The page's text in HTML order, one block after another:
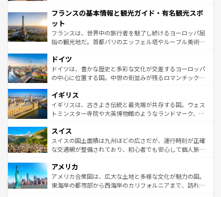
ませてくれるイタリアで、忘れられない旅をしてみよう！
なお、新着のイタリア情報は
しい。
文化が根付くこの国では、情熱的なフラメンコ、熱気あふ
れる闘牛、そして美味しいタパスが生活の一部となってい
る。首都マドリードの洗練された雰囲気や、バルセロナの
アートに溢れた街角から、地方では古代ローマ遺跡や中世
せる。地方によって風土や気候が異なるスペインはその個
性で訪れる人を魅了する。 なお、新着のスペイン情報は コ
ンテンツ一覧を参照してほしい。
フランスの基本情報と観光ガイド・有名観光スポ
ット
フランスは、世界中の旅行者を魅了し続けるヨーロッパ屈
指の観光地だ。首都パリのエッフェル塔やルーブル美術館
で、幅広い魅力が詰まっている。華麗な宮殿、歴史的な大
聖堂、美しいビーチ、そして豊かな自然が、訪れる者を心
から魅了する。また、フランスは美食の国としても知ら
いる。シャンパンの発祥地であるランス、プロヴァンスの
香り高いラベンダー畑など、多彩な楽しみ方が可能だ。さ
らに、パリ以外の地域にも魅力が溢れており、どの街角に
れる地方に足を運ぶとそれぞれで全く異なる文化を体験で
きるだろう。 なお、新着のフランス情報はコンテンツ一覧
を参照してほしい。
ドイツ
ドイツは、豊かな歴史と多彩な文化が交差するヨーロッパ
の中心に位置する国。中世の街並みが残るロマンチック街
顔を持つこの国は、どこを歩いても飽きることがない。ベ
ルリンの文化的活気、バイエルン州のアルプスの絶景、そ
してライン川沿いのワイン畑といった風景は必見。ビール
は、お酒好きな人にはぜひ体験してほしい。 なお、新着の
ドイツ情報はコンテンツ一覧を参照してほしい。
イギリス
イギリスは、古きよき伝統と最先端が共存する国。ウェス
トミンスター寺院や大英博物館のようなランドマーク、歴
リアごとに異なる魅力がある。また、優雅なアフタヌーン
ティー、ビール好きにはたまらない英国パブ、サッカー観
戦など、本場だからこそできる体験も豊富。イギリスを旅
ンツ一覧を参照してほしい。
スイス
スイスの国土面積は九州ほどの広さだが、運行時刻が正確
な交通網が整備されており、初心者でも安心して個人旅行
の建物がそのまま残る町や、スイスならではのユニークな
博物館もあり、アルプス観光だけでなく町歩きも満喫する
ことができる。国民の所得が高いため物価も高いが、旅行
アメリカ
アメリカ合衆国は、広大な土地と多様な文化が魅力の国。
東海岸の都市部から西海岸のカリフォルニアまで、訪れる